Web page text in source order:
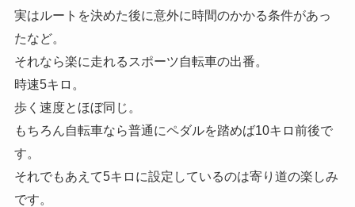
実はルートを決めた後に意外に時間のかかる条件があっ
たなど。
それなら楽に走れるスポーツ自転車の出番。
時速5キロ。
歩く速度とほぼ同じ。
もちろん自転車なら普通にペダルを踏めば10キロ前後で
す。
それでもあえて5キロに設定しているのは寄り道の楽しみ
です。